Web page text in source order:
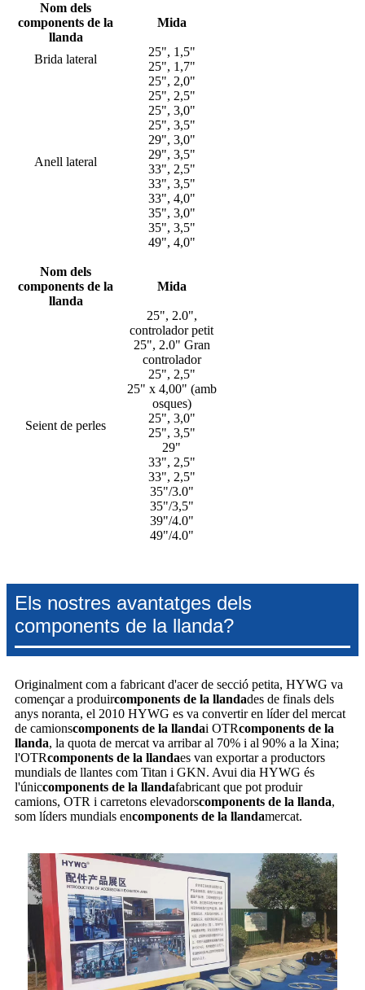
Nom dels
components de la
llanda
Mida
Brida lateral
25", 1,5"
25", 1,7"
Anell lateral
25", 2,0"
25", 2,5"
25", 3,0"
25", 3,5"
29", 3,0"
29", 3,5"
33", 2,5"
33", 3,5"
33", 4,0"
35", 3,0"
35", 3,5"
49", 4,0"
Nom dels
components de la
llanda
Mida
Seient de perles
25", 2.0",
controlador petit
25", 2.0" Gran
controlador
25", 2,5"
25" x 4,00" (amb
osques)
25", 3,0"
25", 3,5"
29"
33", 2,5"
33", 2,5"
35"/3.0"
35"/3,5"
39"/4.0"
49"/4.0"
Els nostres avantatges dels
components de la llanda?
Originalment com a fabricant d'acer de secció petita, HYWG va
començar a produircomponents de la llandades de finals dels
anys noranta, el 2010 HYWG es va convertir en líder del mercat
de camionscomponents de la llandai OTRcomponents de la
llanda, la quota de mercat va arribar al 70% i al 90% a la Xina;
l'OTRcomponents de la llandaes van exportar a productors
mundials de llantes com Titan i GKN. Avui dia HYWG és
l'úniccomponents de la llandafabricant que pot produir
camions, OTR i carretons elevadorscomponents de la llanda,
som líders mundials encomponents de la llandamercat.